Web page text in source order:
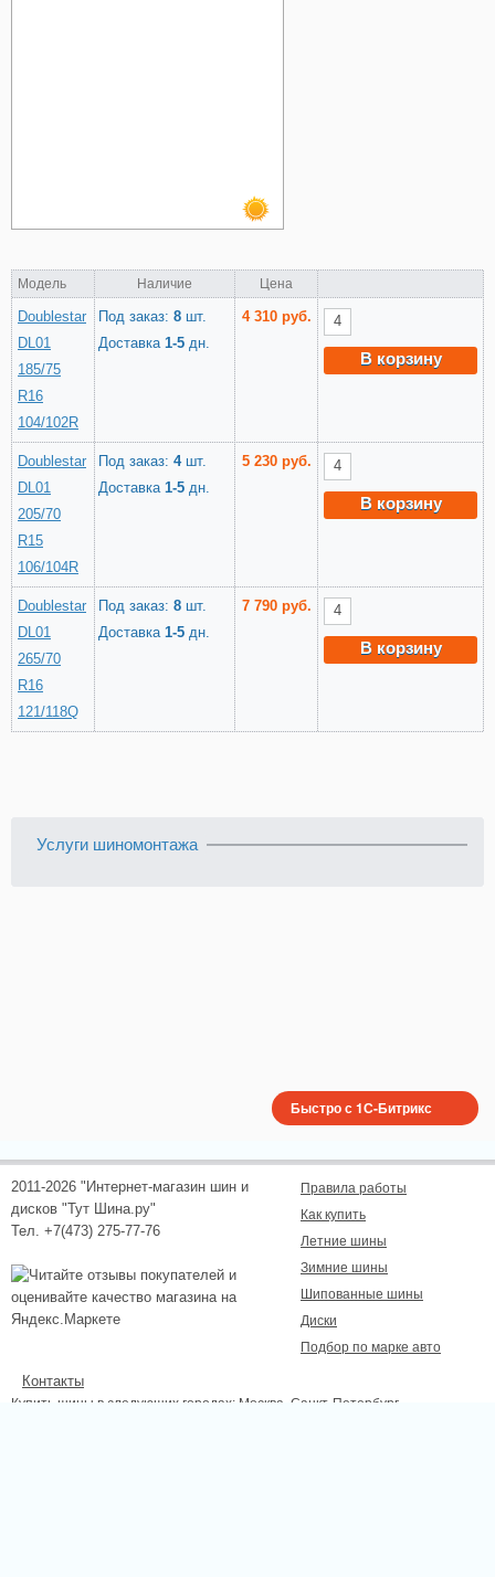
Модель Наличие Цена
Doublestar
DL01
185/75
R16
104/102R
Под заказ: 8 шт.
Доставка 1-5 дн.
4 310 руб.
В корзину
Doublestar
DL01
205/70
R15
106/104R
Под заказ: 4шт.
Доставка 1-5 дн.
5 230 руб.
В корзину
Doublestar
DL01
265/70
R16
121/118Q
Под заказ: 8 шт.
Доставка 1-5 дн.
7 790 руб.
В корзину
Услуги шиномонтажа
2011-2026 "Интернет-магазин шин и
дисков "Тут Шина.ру"
Тел. +7(473) 275-77-76
Правила работы
Как купить
Летние шины
Зимние шины
Шипованные шины
Диски
Подбор по марке авто
Контакты
Купить шины в следующих городах: Москва , Санкт-Петербург,
Быстро с 1С-Битрикс